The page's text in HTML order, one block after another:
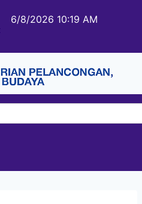
6/8/2026 10:19 AM